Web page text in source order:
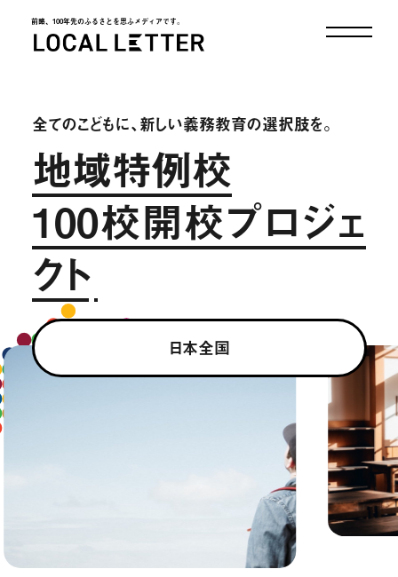
前略、100年先のふるさとを思ふメディアです。
全てのこどもに、新しい義務教育の選択肢を。
地域特例校
100校開校プロジェ
クト
日本全国